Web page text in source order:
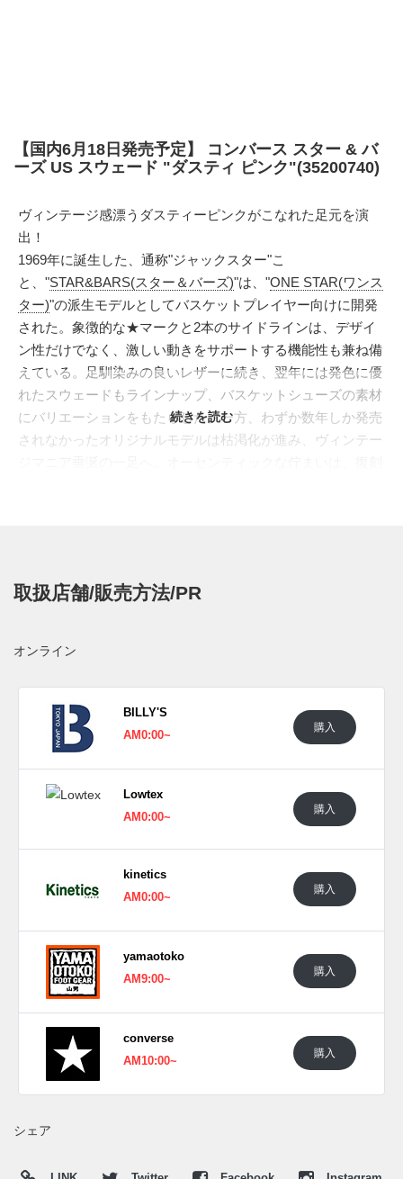
【国内6月18日発売予定】 コンバース スター & バ
ーズ US スウェード "ダスティ ピンク"(35200740)
ヴィンテージ感漂うダスティーピンクがこなれた足元を演
出！
1969年に誕生した、通称"ジャックスター"こ
と、"STAR&BARS(スター＆バーズ)"は、"ONE STAR(ワンス
ター)"の派生モデルとしてバスケットプレイヤー向けに開発
された。象徴的な★マークと2本のサイドラインは、デザイ
ン性だけでなく、激しい動きをサポートする機能性も兼ね備
えている。足馴染みの良いレザーに続き、翌年には発色に優
れたスウェードもラインナップ、バスケットシューズの素材
にバリエーションをもたらした。一方、わずか数年しか発売
されなかったオリジナルモデルは枯渇化が進み、ヴィンテー
保管を思わせるムラ感を加えたシューレースや、艶出し加工
定。価格は。また新たな情報が入り次第、スニーカーウォー
Twitterや Facebookなどで報告したい。
続きを読む
取扱店舗/販売方法/PR
オンライン
BILLY'S
AM0:00~
購入
Lowtex
AM0:00~
購入
kinetics
AM0:00~
購入
yamaotoko
AM9:00~
購入
converse
AM10:00~
購入
シェア